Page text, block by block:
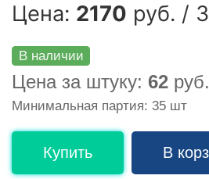
Цена: 2170 руб. /
В наличии
Цена за штуку: 62 руб.
Минимальная партия: 35 шт
Купить В